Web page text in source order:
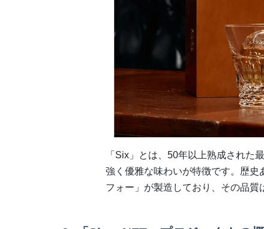
「Six」とは、50年以上熟成された
強く優雅な味わいが特徴です。歴史
フォー」が製造しており、その品質